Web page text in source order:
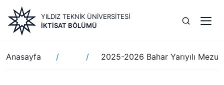
içeriğe
atla
YILDIZ TEKNİK ÜNİVERSİTESİ
İKTISAT BÖLÜMÜ
Sayfa
yolu
Anasayfa 2025-2026 Bahar Yarıyılı